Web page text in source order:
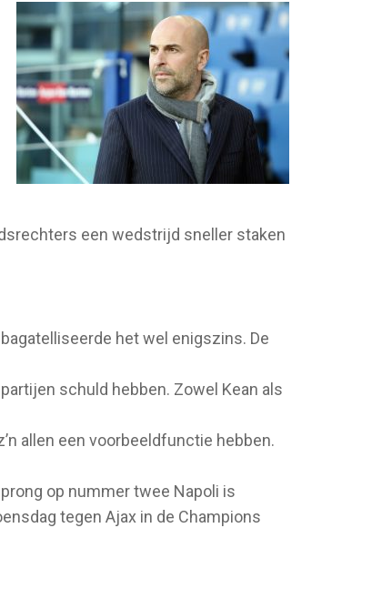
een wedstrijd sneller staken
het wel enigszins. De
schuld hebben. Zowel Kean als
allen een voorbeeldfunctie hebben.
op nummer twee Napoli is
tegen Ajax in de Champions